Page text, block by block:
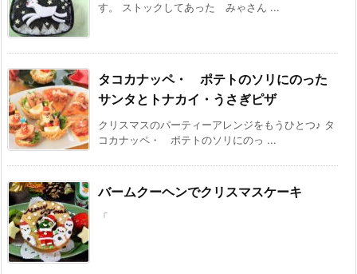
す。 ストックしてあった みゃさん ...
タコカナッペ・ ポテトのソリにのった
サンタとトナカイ・うさぎピザ
クリスマスのパーティーアレンジをもうひとつ♪ タ
コカナッペ・ ポテトのソリにのっ ...
バームクーヘンでクリスマスケーキ
「